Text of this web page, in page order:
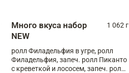
Много вкуса набор
NEW
1 062 г
ролл Филадельфия в угре, ролл
Филадельфия, запеч. ролл Пиканто
с креветкой и лососем, запеч. ролл